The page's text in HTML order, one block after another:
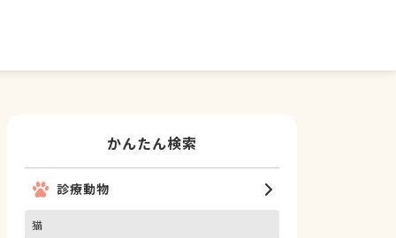
かんたん検索
診療動物
猫